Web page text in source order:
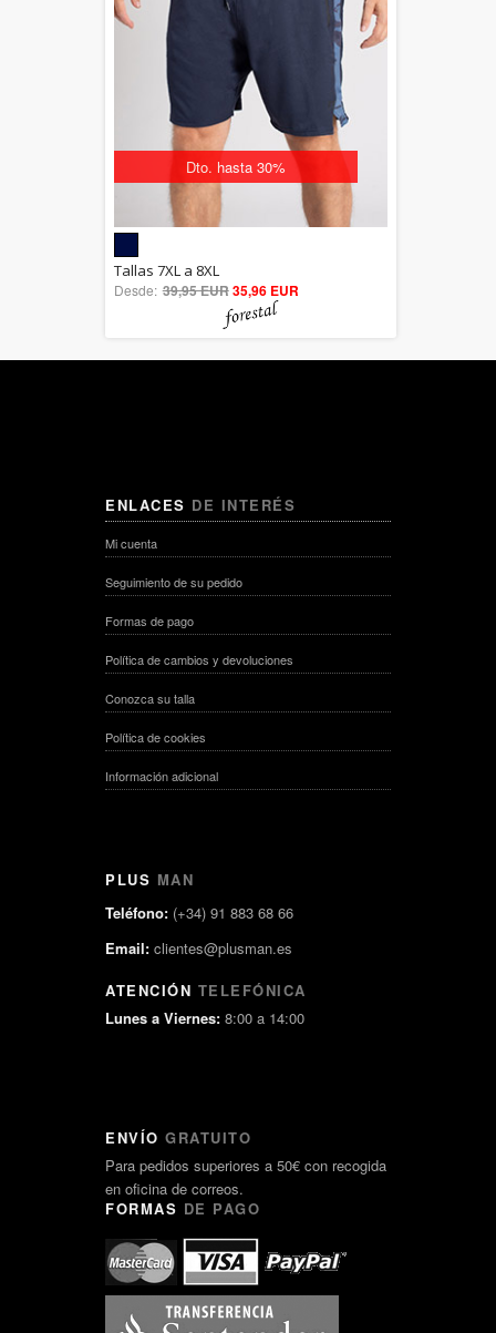
Dto. hasta 30%
5.00
out of 5
Tallas 7XL a 8XL
Desde: 39,95 EUR35,96 EUR
ENLACES DE INTERÉS
Mi cuenta
Seguimiento de su pedido
Formas de pago
Política de cambios y devoluciones
Conozca su talla
Política de cookies
Información adicional
PLUS MAN
Teléfono: (+34) 91 883 68 66
Email: clientes@plusman.es
ATENCIÓN TELEFÓNICA
Lunes a Viernes: 8:00 a 14:00
ENVÍO GRATUITO
Para pedidos superiores a 50€ con recogida
en oficina de correos.
FORMAS DE PAGO